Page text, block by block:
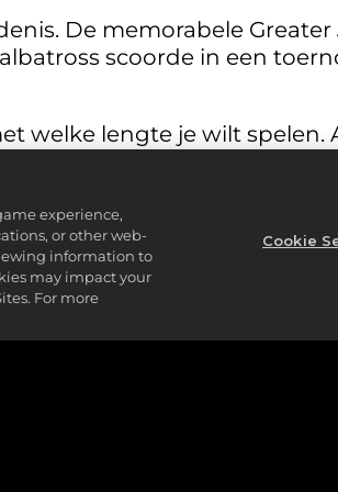
De memorabele Greater
scoorde in een
welke lengte je wilt
kijkt naar de associatie
hole misleidend
recht, maar er stroomt
in het water of buiten de
experience,
or other web-
information to
may impact your
For more
Cookie